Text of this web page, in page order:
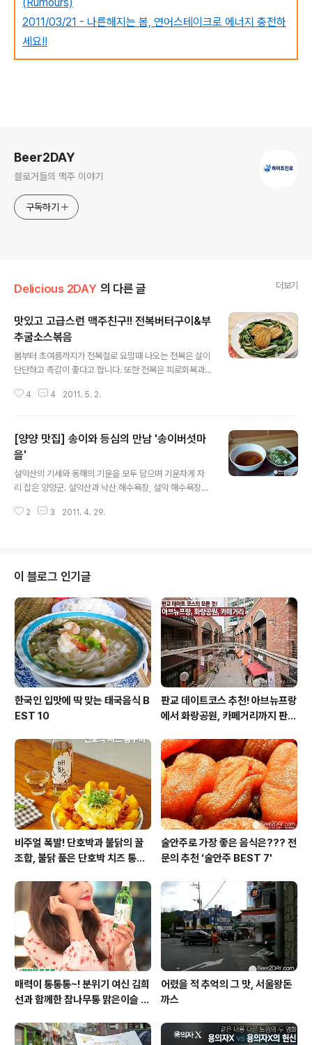
2011/03/21 - 나른해지는 봄, 연어스테이크로 에너지 충전하
세요!!
Beer2DAY
블로거들의 맥주 이야기
구독하기
Delicious 2DAY 의 다른 글 더보기
맛있고 고급스런 맥주친구!! 전복버터구이&부
추굴소스볶음
봄부터 초여름까지가 전복철로 요맘때 나오는 전복은 살이
단단하고 촉감이 좋다고 합니다. 또한 전복은 피로회복과
주 하는 남편을 위해 간단하면서도 쉽고 맛있는 전복버터
쩔 수 없나 봅니다~ㅋㅋ 전복버터구이&부추굴소스볶음
재료 전복 4개 버터 적당히 부추 1/3단 양파 1개 굴소스 1
큰술 (소금간 약간) 마늘 2톨 채 썬 것 포도씨유랑 참기름
약간씩 전복버터구이&부추굴소스볶음 만드는 법 전복은
솔로 구석구석 깨끗이 닦은 후 이빨을 자르고 가로세로 칼
집을 넣어줍니다. 부추는 5~6cm 길이로 썰고 양파는 채
4 4 2011. 5. 2.
[양양 맛집] 송이와 등심의 만남 '송이버섯마
을'
설악산의 기세와 동해의 기운을 모두 담으며 기운차게 자
리 잡은 양양군. 설악산과 낙산 해수욕장, 설악 해수욕장을
에는 송이버섯이 유명합니다. 하지만, 지방 도시의 특성상
도 조금 협소하지만, 가게에는 총 60명이 수용 가능하다고
합니다. 자리를 잡고 메뉴를 살펴보니 대체로 전골이나 불
고기를 먹는 듯합니다. 그런데 조금 용기를 내어 이번에는
고기 본연을 맛을 보기로 했습니다. 그래서 결정한 메뉴는
1인분에 무려 35,000원이나 하는 등심이었습니다. 잠시
후 기름 덩어리가 올려진 동그란 ..
2 3 2011. 4. 29.
이 블로그 인기글
한국인 입맛에 딱 맞는 태국음식 B
EST 10
판교 데이트코스 추천! 아브뉴프랑
에서 화랑공원, 카페거리까지 판교
비주얼 폭발! 단호박과 불닭의 꿀
조합, 불닭 품은 단호박 치즈 통구
술안주로 가장 좋은 음식은??? 전
문의 추천 ‘술안주 BEST 7'
매력이 통통통~! 분위기 여신 김희
선과 함께한 참나무통 맑은이슬 T
어렸을 적 추억의 그 맛, 서울왕돈
까스